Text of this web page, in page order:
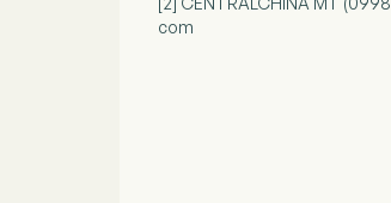
com